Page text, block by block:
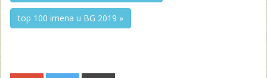
top 100 imena u BG 2019 »